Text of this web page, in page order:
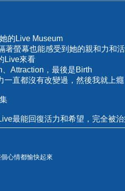
的Live Museum
著螢幕也能感受到她的親和力和
Live來看
Attraction，最後是Birth
直都沒有改變過，然後我就上
最能回復活力和希望，完全被
心情都愉快起來